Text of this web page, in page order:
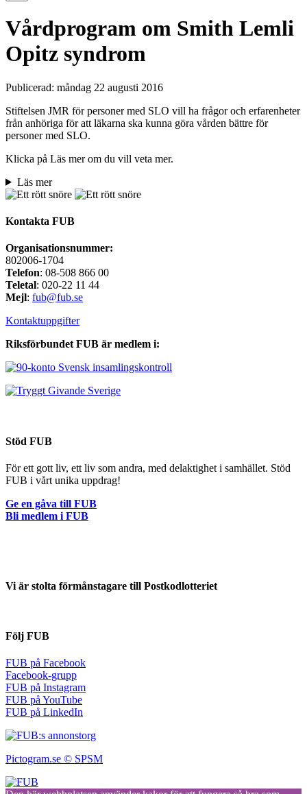
Vårdprogram om Smith Lemli
Opitz syndrom
Publicerad: måndag 22 augusti 2016
Stiftelsen JMR för personer med SLO vill ha frågor och erfarenheter
från anhöriga för att läkarna ska kunna göra vården bättre för
personer med SLO.
Klicka på Läs mer om du vill veta mer.
Läs mer
Kontakta FUB
Organisationsnummer:
802006-1704
Telefon: 08-508 866 00
Teletal: 020-22 11 44
Mejl: fub@fub.se
Kontaktuppgifter
Riksförbundet FUB är medlem i:
Stöd FUB
För ett gott liv, ett liv som andra, med delaktighet i samhället. Stöd
FUB i vårt unika uppdrag!
Ge en gåva till FUB
Bli medlem i FUB
Vi är stolta förmånstagare till Postkodlotteriet
Följ FUB
FUB på Facebook
Facebook-grupp
FUB på Instagram
FUB på YouTube
FUB på LinkedIn
Pictogram.se © SPSM